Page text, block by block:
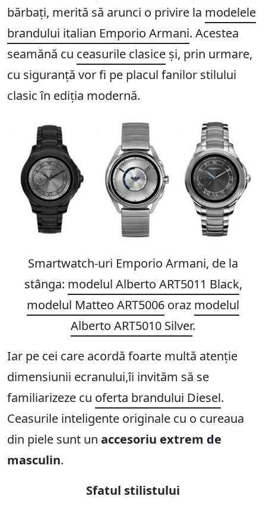
bărbați, merită să arunci o privire la modelele
brandului italian Emporio Armani. Acestea
seamănă cu ceasurile clasice și, prin urmare,
cu siguranță vor fi pe placul fanilor stilului
clasic în ediția modernă.
Smartwatch-uri Emporio Armani, de la
stânga: modelul Alberto ART5011 Black,
modelul Matteo ART5006 oraz modelul
Alberto ART5010 Silver.
Iar pe cei care acordă foarte multă atenție
dimensiunii ecranului,îi invităm să se
familiarizeze cu oferta brandului Diesel.
Ceasurile inteligente originale cu o cureaua
din piele sunt un accesoriu extrem de
masculin.
Sfatul stilistului